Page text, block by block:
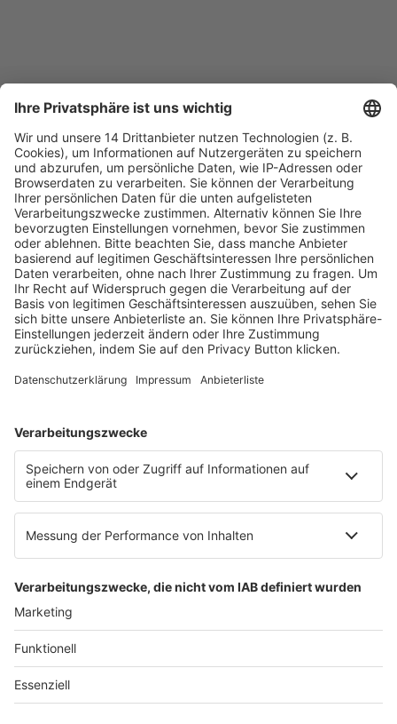
Fachmedien Recht und Wirtschaft
Ein Fachbereich der
dfv Mediengruppe
Mainzer Landstr. 251
60326 Frankfurt am Main
E-Mail:info@ruw.de
Web:https://www.ruw.de
AGB
Datenschutzerklärung
Genderhinweis
Cookie-Einstellungen